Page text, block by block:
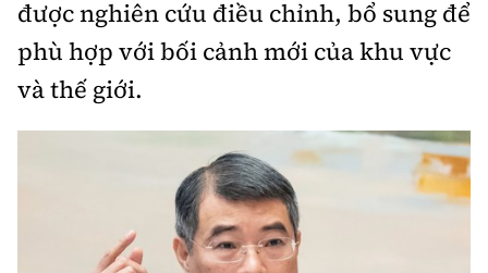
được nghiên cứu điều chỉnh, bổ sung để
phù hợp với bối cảnh mới của khu vực
và thế giới.